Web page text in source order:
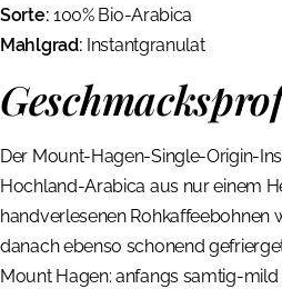
Sorte: 100% Bio-Arabica
Mahlgrad: Instantgranulat
Der Mount-Hagen-Single-Origin-
Hochland-Arabica aus nur einem
handverlesenen
danach ebenso schonend
Mount Hagen: anfangs samtig-